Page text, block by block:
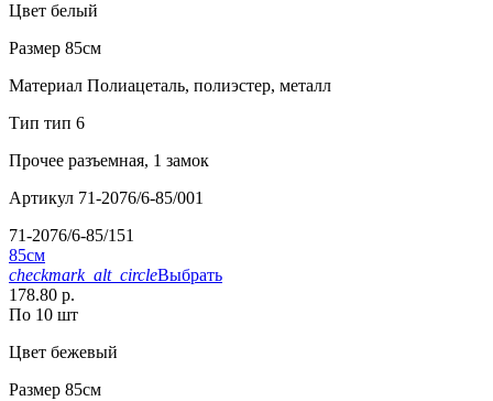
Цвет белый
Размер 85см
Материал Полиацеталь, полиэстер, металл
Тип тип 6
Прочее разъемная, 1 замок
Артикул 71-2076/6-85/001
71-2076/6-85/151
85см
checkmark_alt_circleВыбрать
178.80 р.
По 10 шт
Цвет бежевый
Размер 85см